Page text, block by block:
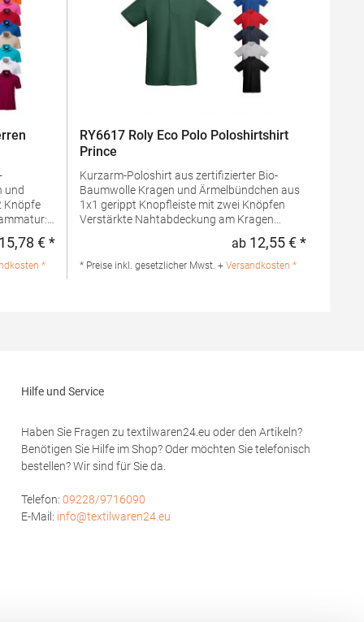
Regulärer Preis:
€ *
*
RY6617 Roly Eco Polo Poloshirtshirt
Prince
Kurzarm-Poloshirt aus zertifizierter Bio-
Baumwolle Kragen und Ärmelbündchen aus
1x1 gerippt Knopfleiste mit zwei Knöpfen
Verstärkte Nahtabdeckung am Kragen
Herausreißbares LabelPfegehinweis: 40 °C
waschbarBügeln erlaubtGrammatur: 210
Regulärer
ab 12,55 € *
* Preise inkl. gesetzlicher Mwst. + Versandkosten *
Hilfe und Service
Haben Sie Fragen zu textilwaren24.eu oder den Artikeln?
Benötigen Sie Hilfe im Shop? Oder möchten Sie telefonisch
bestellen? Wir sind für Sie da.
Telefon: 09228/9716090
E-Mail: info@textilwaren24.eu